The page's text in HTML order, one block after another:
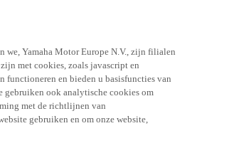
we, Yamaha Motor Europe N.V., zijn filialen
met cookies, zoals javascript en
functioneren en bieden u basisfuncties van
gebruiken ook analytische cookies om
met de richtlijnen van
gebruiken en om onze website,